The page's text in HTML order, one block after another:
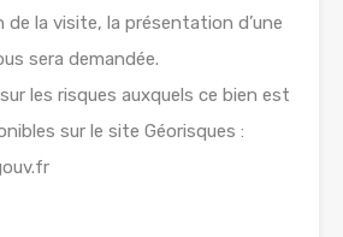
de la visite, la présentation d’une
sera demandée.
les risques auxquels ce bien est
sur le site Géorisques :